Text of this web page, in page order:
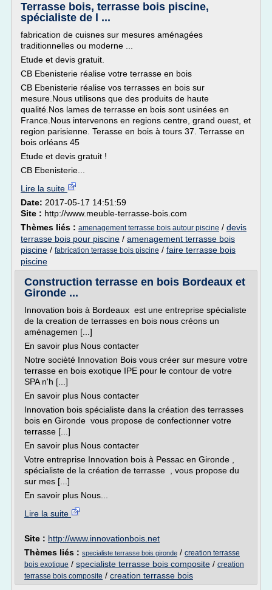
Terrasse bois, terrasse bois piscine,
spécialiste de l ...
fabrication de cuisnes sur mesures aménagées
traditionnelles ou moderne ...
Etude et devis gratuit.
CB Ebenisterie réalise votre terrasse en bois
CB Ebenisterie réalise vos terrasses en bois sur
mesure.Nous utilisons que des produits de haute
qualité.Nos lames de terrasse en bois sont usinées en
France.Nous intervenons en regions centre, grand ouest, et
region parisienne. Terasse en bois à tours 37. Terrasse en
bois orléans 45
Etude et devis gratuit !
CB Ebenisterie...
Lire la suite
Date: 2017-05-17 14:51:59
Site : http://www.meuble-terrasse-bois.com
Thèmes liés : amenagement terrasse bois autour piscine / devis
terrasse bois pour piscine / amenagement terrasse bois
piscine / fabrication terrasse bois piscine / faire terrasse bois
piscine
Construction terrasse en bois Bordeaux et
Gironde ...
Innovation bois à Bordeaux est une entreprise spécialiste
de la creation de terrasses en bois nous créons un
aménagemen [...]
En savoir plus Nous contacter
Notre socièté Innovation Bois vous créer sur mesure votre
terrasse en bois exotique IPE pour le contour de votre
SPA n'h [...]
En savoir plus Nous contacter
Innovation bois spécialiste dans la création des terrasses
bois en Gironde vous propose de confectionner votre
terrasse [...]
En savoir plus Nous contacter
Votre entreprise Innovation bois à Pessac en Gironde ,
spécialiste de la création de terrasse , vous propose du
sur mes [...]
En savoir plus Nous...
Lire la suite
Site : http://www.innovationbois.net
Thèmes liés : specialiste terrasse bois gironde / creation terrasse
bois exotique / specialiste terrasse bois composite / creation
terrasse bois composite / creation terrasse bois